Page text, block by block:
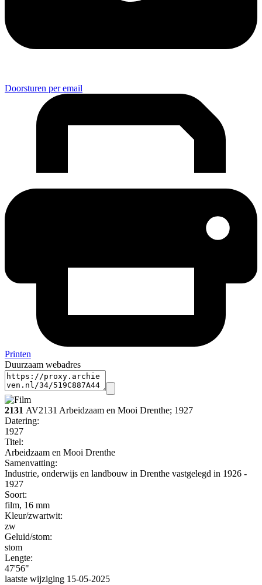
Doorsturen per email
Printen
Duurzaam webadres
2131 AV2131 Arbeidzaam en Mooi Drenthe; 1927
Datering:
1927
Titel:
Arbeidzaam en Mooi Drenthe
Samenvatting:
Industrie, onderwijs en landbouw in Drenthe vastgelegd in 1926 -
1927
Soort:
film, 16 mm
Kleur/zwartwit:
zw
Geluid/stom:
stom
Lengte:
47'56"
laatste wijziging 15-05-2025